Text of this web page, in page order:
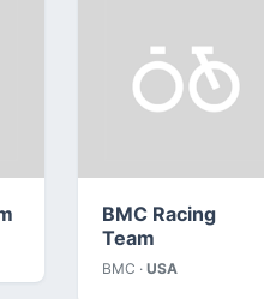
BMC Racing
Team
BMC · USA